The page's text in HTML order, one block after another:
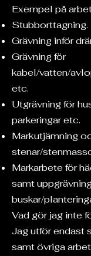
Exempel på
Stubborttagning.
Grävning inför
Grävning för
kabel/vatten/
etc.
Utgrävning för
parkeringar etc.
Markutjämning
stenar/
Markarbete för
samt
buskar/
Vad gör jag inte
Jag utför endast
samt övriga